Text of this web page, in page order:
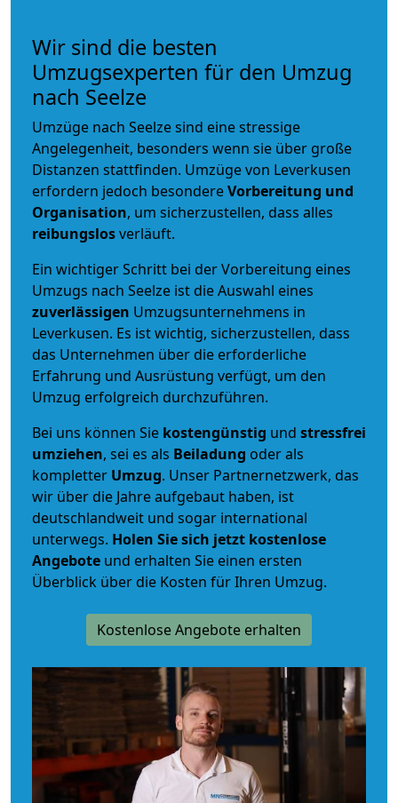
Wir sind die besten
Umzugsexperten für den Umzug
nach Seelze
Umzüge nach Seelze sind eine stressige
Angelegenheit, besonders wenn sie über große
Distanzen stattfinden. Umzüge von Leverkusen
erfordern jedoch besondereVorbereitung und
Organisation, um sicherzustellen, dass alles
reibungslosverläuft.
Ein wichtiger Schritt bei der Vorbereitung eines
Umzugs nach Seelze ist die Auswahl eines
zuverlässigen Umzugsunternehmens in
Leverkusen. Es ist wichtig, sicherzustellen, dass
das Unternehmen über die erforderliche
Erfahrung und Ausrüstung verfügt, um den
Umzug erfolgreich durchzuführen.
Bei uns können Sie kostengünstig und stressfrei
umziehen, sei es als Beiladung oder als
kompletter Umzug. Unser Partnernetzwerk, das
wir über die Jahre aufgebaut haben, ist
deutschlandweit und sogar international
unterwegs. Holen Sie sich jetzt kostenlose
Angebote und erhalten Sie einen ersten
Überblick über die Kosten für Ihren Umzug.
Kostenlose Angebote erhalten